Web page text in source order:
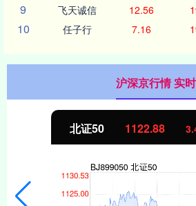
9 飞天诚信 12.56
10 任子行 7.16
沪深京行情 实
北证50 1122.88